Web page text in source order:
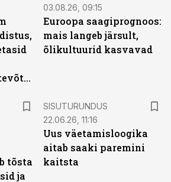
põllumajandusettevõtted
03.08.26, 09:15
Euroopa saagiprognoos:
mais langeb järsult,
õlikultuurid kasvavad
tõsta
ja
SISUTURUNDUS
22.06.26, 11:16
Uus väetamisloogika
aitab saaki paremini
kaitsta